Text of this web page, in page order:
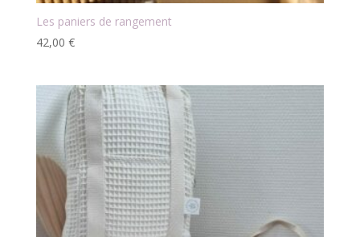
Les paniers de rangement
42,00 €